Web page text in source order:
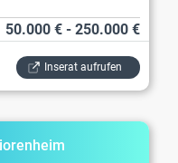
50.000 € - 250.000 €
Inserat aufrufen